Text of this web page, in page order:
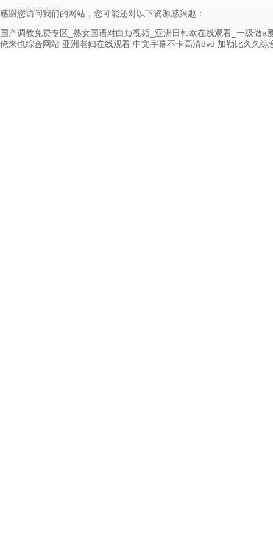
leshijie88@126.com
感谢您访问我们的网站，您可能还对以下资源感兴趣：
国产调教免费专区_熟女国语对白短视频_亚洲日韩欧在线观看_一级做a
俺来也综合网站 亚洲老妇在线观看 中文字幕不卡高清dvd 加勒比久久综